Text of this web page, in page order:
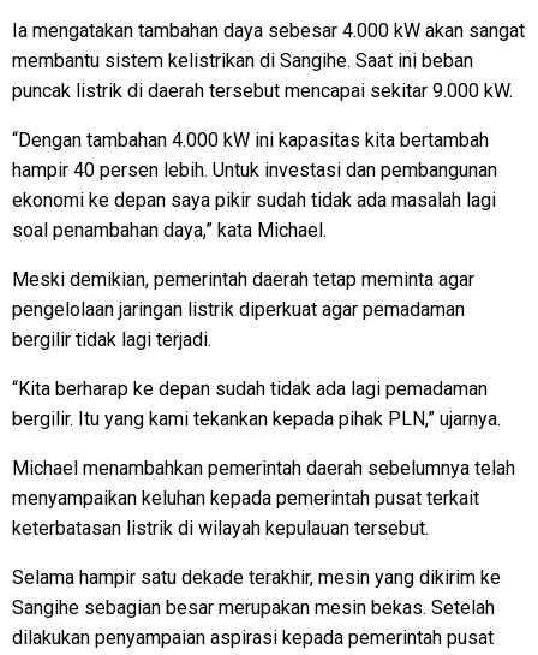
Ia mengatakan tambahan daya sebesar 4.000 kW akan sangat
membantu sistem kelistrikan di Sangihe. Saat ini beban
puncak listrik di daerah tersebut mencapai sekitar 9.000 kW.
“Dengan tambahan 4.000 kW ini kapasitas kita bertambah
hampir 40 persen lebih. Untuk investasi dan pembangunan
ekonomi ke depan saya pikir sudah tidak ada masalah lagi
soal penambahan daya,” kata Michael.
Meski demikian, pemerintah daerah tetap meminta agar
pengelolaan jaringan listrik diperkuat agar pemadaman
bergilir tidak lagi terjadi.
“Kita berharap ke depan sudah tidak ada lagi pemadaman
bergilir. Itu yang kami tekankan kepada pihak PLN,” ujarnya.
Michael menambahkan pemerintah daerah sebelumnya telah
menyampaikan keluhan kepada pemerintah pusat terkait
keterbatasan listrik di wilayah kepulauan tersebut.
Selama hampir satu dekade terakhir, mesin yang dikirim ke
Sangihe sebagian besar merupakan mesin bekas. Setelah
dilakukan penyampaian aspirasi kepada pemerintah pusat